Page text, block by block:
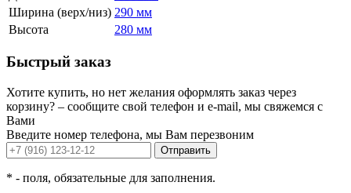
Ширина (верх/низ) 290 мм
Высота
280 мм
Быстрый заказ
Хотите купить, но нет желания оформлять заказ через
корзину? – сообщите свой телефон и e-mail, мы свяжемся с
Вами
Введите номер телефона, мы Вам перезвоним
Отправить
* - поля, обязательные для заполнения.